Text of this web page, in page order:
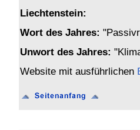
Liechtenstein:
Wort des Jahres:
Unwort des Jahres:
Website mit ausführlichen